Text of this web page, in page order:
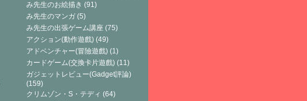
み先生のお絵描き (91)
み先生のマンガ (5)
み先生の出張ゲーム講座 (75)
アクション(動作遊戲) (49)
アドベンチャー(冒險遊戲) (1)
カードゲーム(交換卡片遊戲) (11)
ガジェットレビュー(Gadget評論)
(159)
クリムゾン・S・テディ (64)